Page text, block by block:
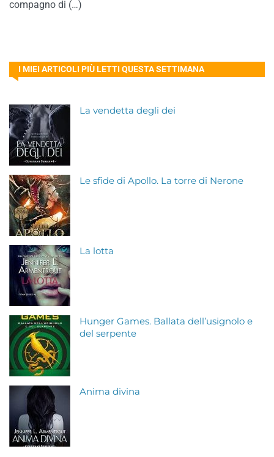
compagno di (…)
I MIEI ARTICOLI PIÙ LETTI QUESTA SETTIMANA
La vendetta degli dei
Le sfide di Apollo. La torre di Nerone
La lotta
Hunger Games. Ballata dell’usignolo e
del serpente
Anima divina